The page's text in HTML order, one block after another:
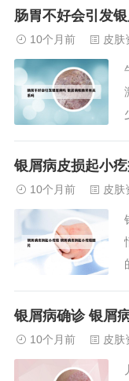
肠胃不好会引发
10个月前 皮肤
银屑病皮损起小
10个月前 皮肤
银屑病确诊 银屑
10个月前 皮肤